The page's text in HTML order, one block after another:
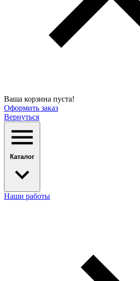
Ваша корзина пуста!
Оформить заказ
Вернуться
Каталог
Наши работы